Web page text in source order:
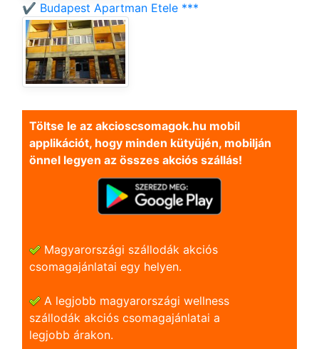
✔️ Budapest Apartman Etele ***
Töltse le az akcioscsomagok.hu mobil
applikációt, hogy minden kütyüjén, mobilján
önnel legyen az összes akciós szállás!
Magyarországi szállodák akciós
csomagajánlatai egy helyen.
A legjobb magyarországi wellness
szállodák akciós csomagajánlatai a
legjobb árakon.